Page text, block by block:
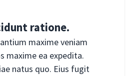
ratione.
maxime veniam
maxime ea expedita.
natus quo. Eius fugit